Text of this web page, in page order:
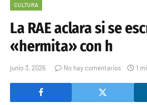
CULTURA
La RAE aclara si se
«hermita» con h
junio 3, 2026 No hay comentarios 1